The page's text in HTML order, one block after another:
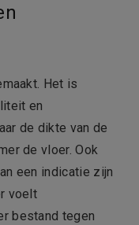
Het is
en
de dikte van de
de vloer. Ook
een indicatie zijn
voelt
bestand tegen